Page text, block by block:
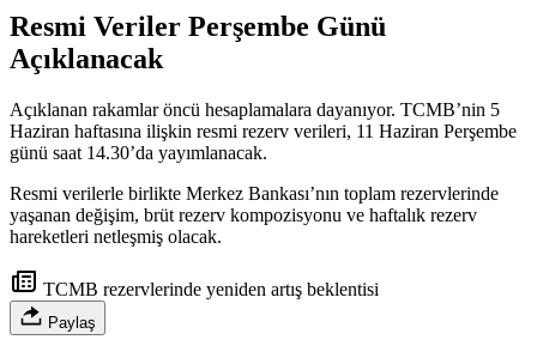
Resmi Veriler Perşembe Günü
Açıklanacak
Açıklanan rakamlar öncü hesaplamalara dayanıyor. TCMB’nin 5
Haziran haftasına ilişkin resmi rezerv verileri, 11 Haziran Perşembe
günü saat 14.30’da yayımlanacak.
Resmi verilerle birlikte Merkez Bankası’nın toplam rezervlerinde
yaşanan değişim, brüt rezerv kompozisyonu ve haftalık rezerv
hareketleri netleşmiş olacak.
TCMB rezervlerinde yeniden artış beklentisi
Paylaş